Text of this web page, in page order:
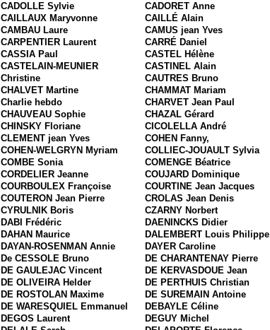
CADOLLE Sylvie
CADORET Anne
CAILLAUX Maryvonne
CAILLÉ Alain
CAMBAU Laure
CAMUS jean Yves
CARPENTIER Laurent
CARRÉ Daniel
CASSIA Paul
CASTEL Hélène
CASTELAIN-MEUNIER
Christine
CASTINEL Alain
CAUTRES Bruno
CHALVET Martine
CHAMMAT Mariam
Charlie hebdo
CHARVET Jean Paul
CHAUVEAU Sophie
CHAZAL Gérard
CHINSKY Floriane
CICOLELLA André
CLEMENT jean Yves
COHEN Fanny,
COHEN-WELGRYN Myriam
COLLIEC-JOUAULT Sylvia
COMBE Sonia
COMENGE Béatrice
CORDELIER Jeanne
COUJARD Dominique
COURBOULEX Françoise
COURTINE Jean Jacques
COUTERON Jean Pierre
CROLAS Jean Denis
CYRULNIK Boris
CZARNY Norbert
DABI Frédéric
DAENINCKS Didier
DAHAN Maurice
DALEMBERT Louis Philippe
DAYAN-ROSENMAN Annie
DAYER Caroline
De CESSOLE Bruno
DE CHARANTENAY Pierre
DE GAULEJAC Vincent
DE KERVASDOUE Jean
DE OLIVEIRA Helder
DE PERTHUIS Christian
DE ROSTOLAN Maxime
DE SUREMAIN Antoine
DE WARESQUIEL Emmanuel
DEBAYLE Céline
DEGOS Laurent
DEGUY Michel